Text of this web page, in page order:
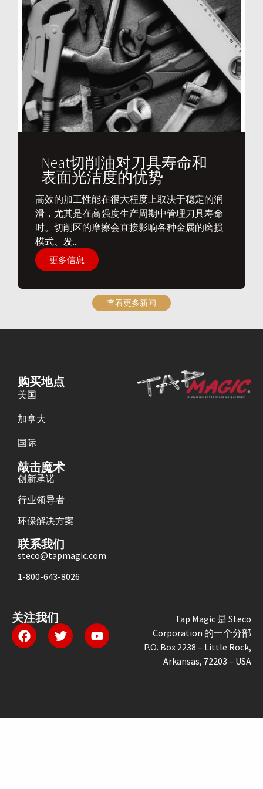
Neat切削油对刀具寿命和
表面光洁度的优势
​高效的加工性能在很大程度上取决于稳定的润
滑，尤其是在高强度生产周期中管理刀具寿命
时。切削区的摩擦会直接影响各种金属的磨损
模式、发...
更多信息
查看更多新闻
购买地点
美国
加拿大
国际
敲击魔术
创新承诺
行业领导者
环保解决方案
联系我们
steco@tapmagic.com
1-800-643-8026
关注我们
Tap Magic 是 Steco
Corporation 的一个分部
P.O. Box 2238 – Little Rock,
Arkansas, 72203 – USA